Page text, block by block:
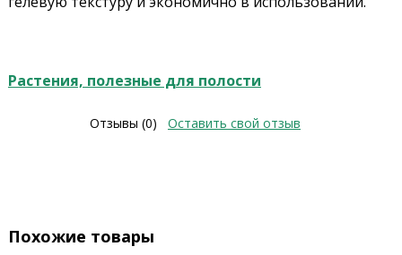
Растения, полезные для полости
Отзывы (0) Оставить свой отзыв
Похожие товары